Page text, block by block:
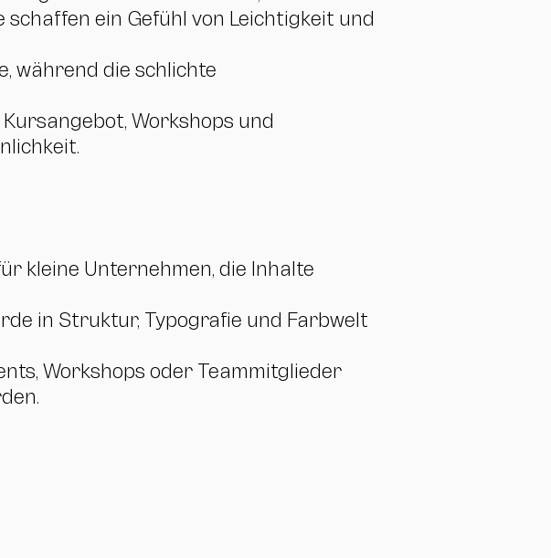
ein Gefühl von Leichtigkeit und
während die schlichte
Workshops und
kleine Unternehmen, die Inhalte
in Struktur, Typografie und Farbwelt
Workshops oder Teammitglieder